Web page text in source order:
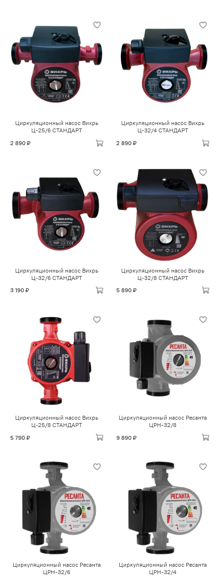
Циркуляционный насос Вихрь
Ц-25/6 СТАНДАРТ
2 890 ₽
Циркуляционный насос Вихрь
Ц-32/4 СТАНДАРТ
2 890 ₽
Циркуляционный насос Вихрь
Ц-32/6 СТАНДАРТ
3 190 ₽
Циркуляционный насос Вихрь
Ц-32/8 СТАНДАРТ
5 890 ₽
Циркуляционный насос Вихрь
Ц-25/8 СТАНДАРТ
5 790 ₽
Циркуляционный насос Ресанта
ЦРН-32/8
9 890 ₽
Циркуляционный насос Ресанта
ЦРН-32/6
Циркуляционный насос Ресанта
ЦРН-32/4